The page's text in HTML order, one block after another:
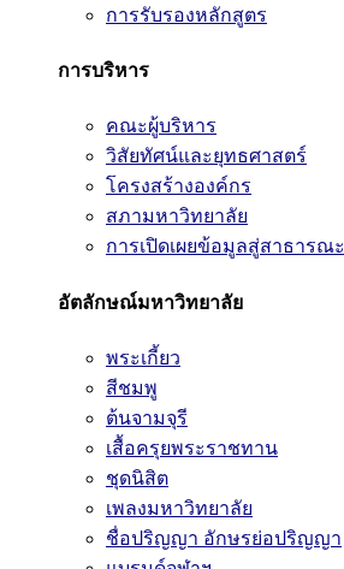
การรับรองหลักสูตร
การบริหาร
คณะผู้บริหาร
วิสัยทัศน์และยุทธศาสตร์
โครงสร้างองค์กร
สภามหาวิทยาลัย
การเปิดเผยข้อมูลสู่สาธารณะ
อัตลักษณ์มหาวิทยาลัย
พระเกี้ยว
สีชมพู
ต้นจามจุรี
เสื้อครุยพระราชทาน
ชุดนิสิต
เพลงมหาวิทยาลัย
ชื่อปริญญา อักษรย่อปริญญา